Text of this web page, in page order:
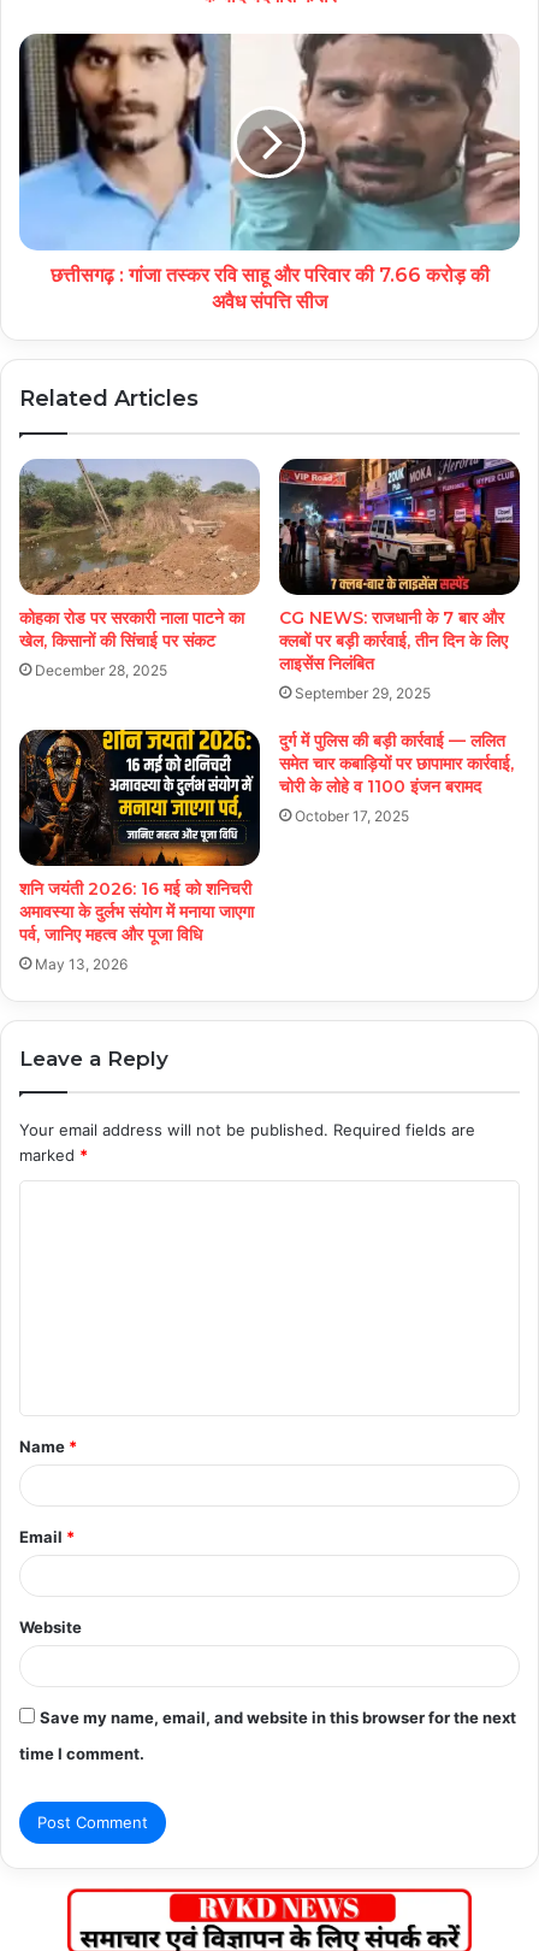
छत्तीसगढ़ : गांजा तस्कर रवि साहू और परिवार की 7.66 करोड़ की
अवैध संपत्ति सीज
Related Articles
कोहका रोड पर सरकारी नाला पाटने का
खेल, किसानों की सिंचाई पर संकट
December 28, 2025
CG NEWS: राजधानी के 7 बार और
क्लबों पर बड़ी कार्रवाई, तीन दिन के लिए
लाइसेंस निलंबित
September 29, 2025
शनि जयंती 2026: 16 मई को शनिचरी
अमावस्या के दुर्लभ संयोग में मनाया जाएगा
पर्व, जानिए महत्व और पूजा विधि
May 13, 2026
दुर्ग में पुलिस की बड़ी कार्रवाई — ललित
समेत चार कबाड़ियों पर छापामार कार्रवाई,
चोरी के लोहे व 1100 इंजन बरामद
October 17, 2025
Leave a Reply
Your email address will not be published. Required fields are
marked *
t
*
Name *
Email *
Website
Save my name, email, and website in this browser for the next
time I comment.